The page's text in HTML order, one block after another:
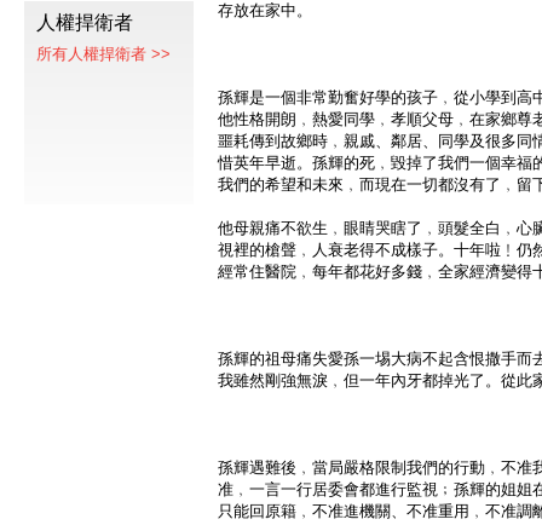
人權捍衛者
所有人權捍衛者 >>
存放在家中。
孫輝是一個非常勤奮好學的孩子﹐從小學到高
他性格開朗﹐熱愛同學﹐孝順父母﹐在家鄉尊
噩耗傳到故鄉時﹐親戚、鄰居、同學及很多同
惜英年早逝。孫輝的死﹐毀掉了我們一個幸福
我們的希望和未來﹐而現在一切都沒有了﹐留
他母親痛不欲生﹐眼睛哭瞎了﹐頭髮全白﹐心
視裡的槍聲﹐人衰老得不成樣子。十年啦﹗仍
經常住醫院﹐每年都花好多錢﹐全家經濟變得
孫輝的祖母痛失愛孫一埸大病不起含恨撒手而
我雖然剛強無淚﹐但一年內牙都掉光了。從此
孫輝遇難後﹐當局嚴格限制我們的行動﹐不准
准﹐一言一行居委會都進行監視﹔孫輝的姐姐
只能回原籍﹐不准進機關、不准重用﹐不准調